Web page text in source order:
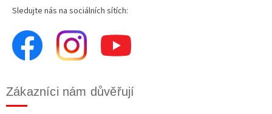
Sledujte nás na sociálních sítích:
Zákazníci nám důvěřují